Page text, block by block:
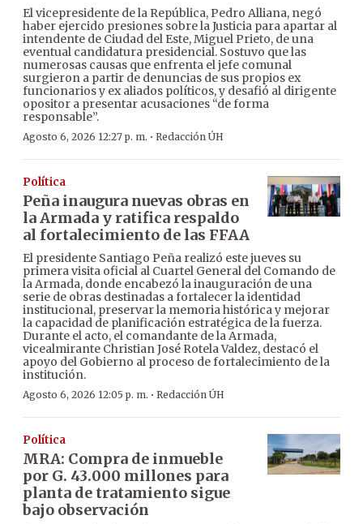
El vicepresidente de la República, Pedro Alliana, negó
haber ejercido presiones sobre la Justicia para apartar al
intendente de Ciudad del Este, Miguel Prieto, de una
eventual candidatura presidencial. Sostuvo que las
numerosas causas que enfrenta el jefe comunal
surgieron a partir de denuncias de sus propios ex
funcionarios y ex aliados políticos, y desafió al dirigente
opositor a presentar acusaciones “de forma
responsable”.
Agosto 6, 2026 12:27 p. m. · Redacción ÚH
Política
Peña inaugura nuevas obras en
la Armada y ratifica respaldo
al fortalecimiento de las FFAA
El presidente Santiago Peña realizó este jueves su
primera visita oficial al Cuartel General del Comando de
la Armada, donde encabezó la inauguración de una
serie de obras destinadas a fortalecer la identidad
institucional, preservar la memoria histórica y mejorar
la capacidad de planificación estratégica de la fuerza.
Durante el acto, el comandante de la Armada,
vicealmirante Christian José Rotela Valdez, destacó el
apoyo del Gobierno al proceso de fortalecimiento de la
institución.
Agosto 6, 2026 12:05 p. m. · Redacción ÚH
Política
MRA: Compra de inmueble
por G. 43.000 millones para
planta de tratamiento sigue
bajo observación